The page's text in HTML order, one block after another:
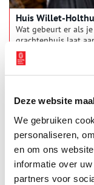
Deze website
We gebruiken
personaliseren,
en om ons
informatie over
partners voor
Huis Willet-
Wat gebeurt er als
grachtenhuis laat
beeldende kunst?
laat het zien.